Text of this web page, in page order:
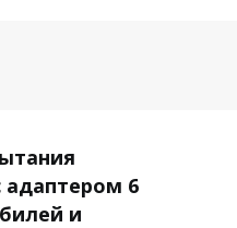
адаптером 6
и